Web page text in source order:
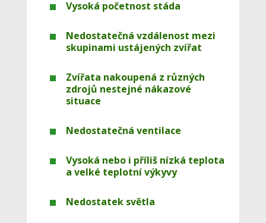
Vysoká početnost stáda
Nedostatečná vzdálenost mezi
skupinami ustájených zvířat
Zvířata nakoupená z různých
zdrojů nestejné nákazové
situace
Nedostatečná ventilace
Vysoká nebo i příliš nízká teplota
a velké teplotní výkyvy
Nedostatek světla